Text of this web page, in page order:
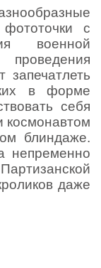
фототочки с
военной
запечатлеть
в форме
себя
космонавтом
блиндаже.
непременно
даже